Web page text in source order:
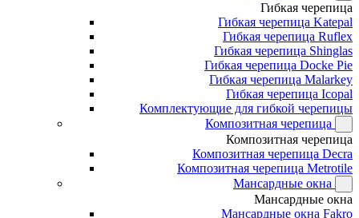
Гибкая черепица
Гибкая черепица Katepal
Гибкая черепица Ruflex
Гибкая черепица Shinglas
Гибкая черепица Docke Pie
Гибкая черепица Malarkey
Гибкая черепица Icopal
Комплектующие для гибкой черепицы
Композитная черепица
Композитная черепица
Композитная черепица Decra
Композитная черепица Metrotile
Мансардные окна
Мансардные окна
Мансардные окна Fakro